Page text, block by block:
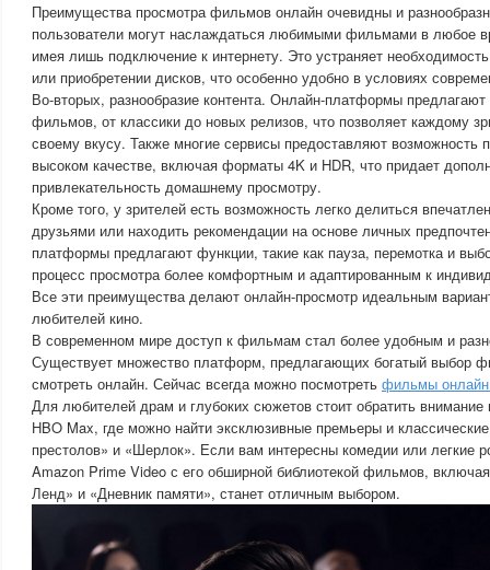
Преимущества просмотра фильмов онлайн очевидны и
пользователи могут наслаждаться любимыми фильмами в любое
имея лишь подключение к интернету. Это устраняет
или приобретении дисков, что особенно удобно в условиях
Во-вторых, разнообразие контента. Онлайн-платформы
фильмов, от классики до новых релизов, что позволяет каждому
своему вкусу. Также многие сервисы предоставляют возможность
высоком качестве, включая форматы 4K и HDR, что придает
привлекательность домашнему просмотру.
Кроме того, у зрителей есть возможность легко делиться
друзьями или находить рекомендации на основе личных
платформы предлагают функции, такие как пауза, перемотка и
процесс просмотра более комфортным и адаптированным к
Все эти преимущества делают онлайн-просмотр идеальным
любителей кино.
В современном мире доступ к фильмам стал более удобным и
Существует множество платформ, предлагающих богатый выбор
смотреть онлайн. Сейчас всегда можно посмотреть фильмы онлайн
Для любителей драм и глубоких сюжетов стоит обратить
HBO Max, где можно найти эксклюзивные премьеры и
престолов» и «Шерлок». Если вам интересны комедии или легкие
Amazon Prime Video с его обширной библиотекой фильмов,
Ленд» и «Дневник памяти», станет отличным выбором.